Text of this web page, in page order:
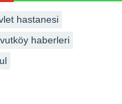
hastanesi
haberleri